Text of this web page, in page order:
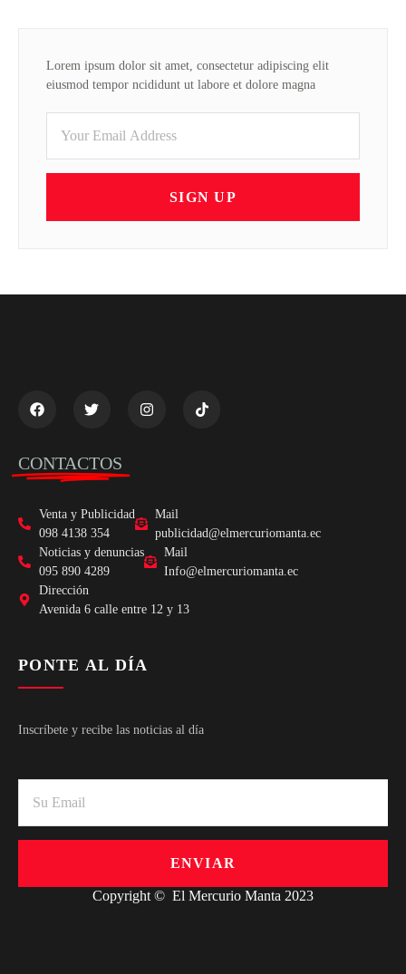
Lorem ipsum dolor sit amet, consectetur adipiscing elit
eiusmod tempor ncididunt ut labore et dolore magna
SIGN UP
CONTACTOS
Venta y Publicidad
098 4138 354
Mail
publicidad@elmercuriomanta.ec
Noticias y denuncias
095 890 4289
Mail
Info@elmercuriomanta.ec
Dirección
Avenida 6 calle entre 12 y 13
PONTE AL DÍA
Inscríbete y recibe las noticias al día
ENVIAR
Copyright © El Mercurio Manta 2023